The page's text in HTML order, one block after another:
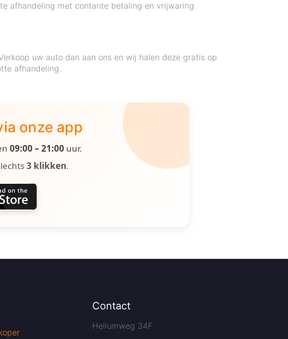
afhandeling met contante betaling en vrijwaring.
uw auto dan aan ons en wij halen deze gratis op
afhandeling.
onze app
09:00 – 21:00 uur.
3 klikken.
Contact
Heliumweg 34F